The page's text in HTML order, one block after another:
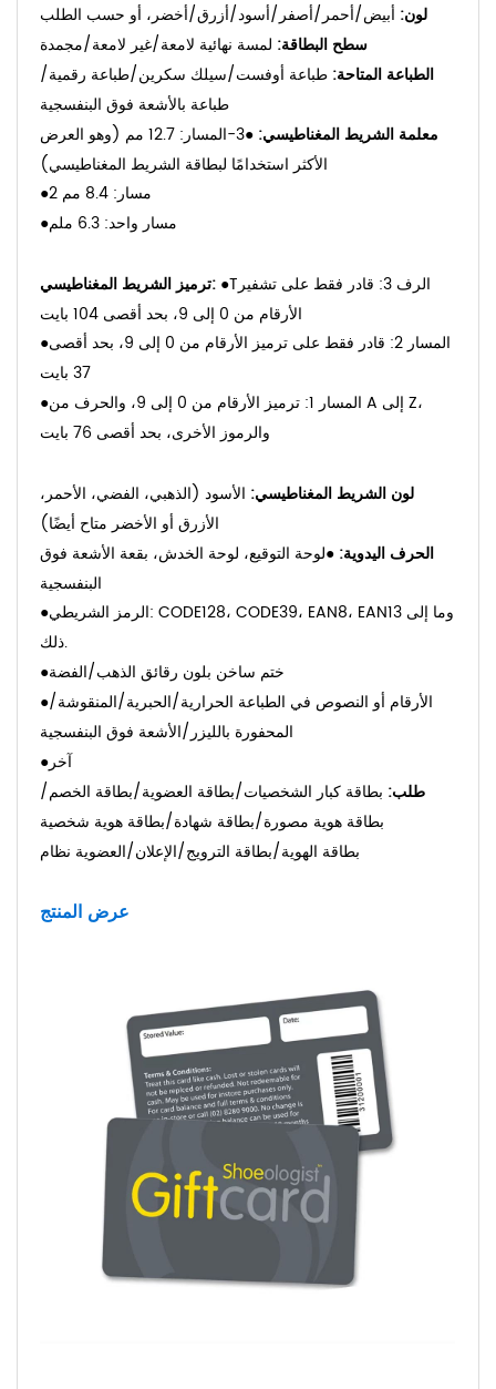
لون: أبيض/أحمر/أصفر/أسود/أزرق/أخضر، أو حسب الطلب
سطح البطاقة: لمسة نهائية لامعة/غير لامعة/مجمدة
الطباعة المتاحة: طباعة أوفست/سيلك سكرين/طباعة رقمية/
طباعة بالأشعة فوق البنفسجية
معلمة الشريط المغناطيسي: ●3-
المسار: 12.7 مم (وهو العرض
الأكثر استخدامًا لبطاقة الشريط المغناطيسي)
●
2 مسار: 8.4 مم
●
مسار واحد: 6.3 ملم
ترميز الشريط المغناطيسي: ●Tالرف 3: قادر فقط على تشفير
الأرقام من 0 إلى 9، بحد أقصى 104 بايت
●المسار 2: قادر فقط على ترميز الأرقام من 0 إلى 9، بحد أقصى
37 بايت
●المسار 1: ترميز الأرقام من 0 إلى 9، والحرف من A إلى Z،
والرموز الأخرى، بحد أقصى 76 بايت
لون الشريط المغناطيسي: الأسود (الذهبي، الفضي، الأحمر،
الأزرق أو الأخضر متاح أيضًا)
الحرف اليدوية: ●لوحة التوقيع، لوحة الخدش، بقعة الأشعة فوق
البنفسجية
●الرمز الشريطي: CODE128، CODE39، EAN8، EAN13 وما إلى
ذلك.
●ختم ساخن بلون رقائق الذهب/الفضة
●الأرقام أو النصوص في الطباعة الحرارية/الحبرية/المنقوشة/
المحفورة بالليزر/الأشعة فوق البنفسجية
●آخر
طلب: بطاقة كبار الشخصيات/بطاقة العضوية/بطاقة الخصم/
بطاقة الهوية/بطاقة الترويج/الإعلان/العضوية نظام
عرض المنتج